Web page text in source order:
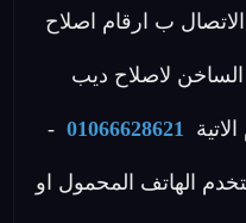
ب ارقام اصلاح
لاصلاح ديب
01066628621
-
الهاتف المحمول او